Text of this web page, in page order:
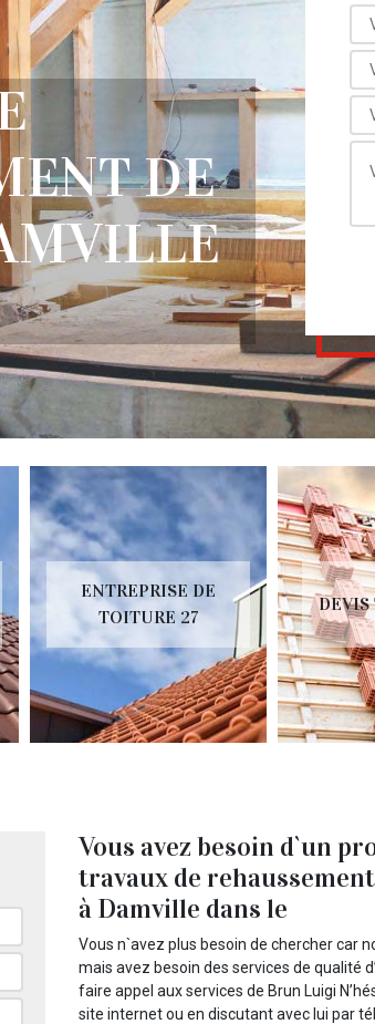
DE
ENTREPRISE DE
TOITURE 27
DEVIS
Vous avez besoin d`un
travaux de
à Damville dans le
Vous n`avez plus besoin de chercher car
mais avez besoin des services de qualité
faire appel aux services de Brun Luigi
site internet ou en discutant avec lui par